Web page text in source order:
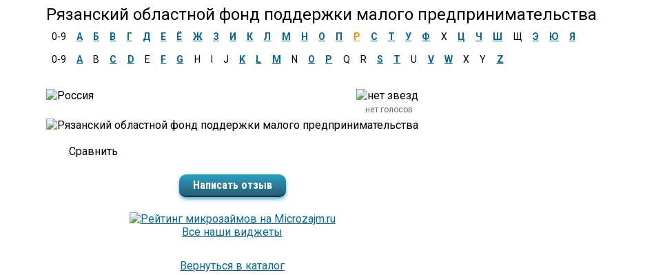
Рязанский областной фонд поддержки малого предпринимательства
0-9 А Б В Г Д Е Ё Ж З И К Л М Н О П Р С Т У Ф Х Ц Ч Ш Щ Э Ю Я
0-9 A B C D E F G H J K L M N O P Q R S T U V W X Y Z
нет голосов
Написать отзыв
Все наши виджеты
Вернуться в каталог